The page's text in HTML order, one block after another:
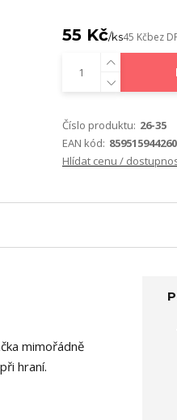
55 Kč/ks45 Kčbez
Číslo produktu: 26-35
EAN kód:
Hlídat cenu /
mimořádně
hraní.